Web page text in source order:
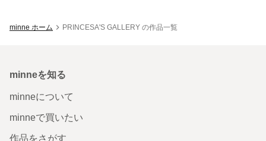
minne ホーム PRINCESA'S GALLERY の作品一覧
minneを知る
minneについて
minneで買いたい
作品をさがす